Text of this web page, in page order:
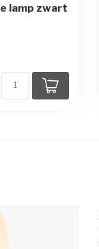
lamp zwart